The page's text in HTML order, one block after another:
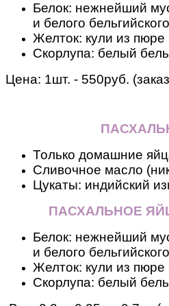
Белок: нежнейший
и белого
Желток: кули из
Скорлупа: белый
Цена: 1шт. - 550руб.
Только домашние
Сливочное масло
Цукаты: индийский
ПАСХАЛЬНОЕ
Белок: нежнейший
и белого
Желток: кули из
Скорлупа: белый